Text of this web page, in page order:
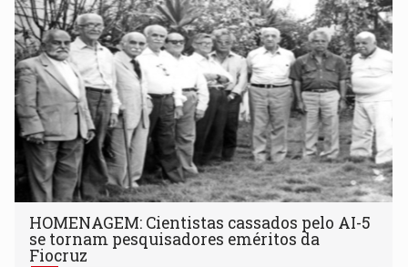
HOMENAGEM: Cientistas cassados pelo AI-5
se tornam pesquisadores eméritos da
Fiocruz